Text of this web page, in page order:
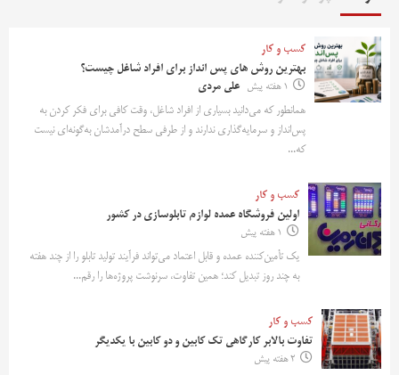
کسب و کار
بهترین روش‌ های پس‌ انداز برای افراد شاغل چیست؟
1 هفته پیش
علی مردی
همانطور که می‌دانید بسیاری از افراد شاغل، وقت کافی برای فکر کردن به
پس‌انداز و سرمایه‌گذاری ندارند و از طرفی سطح درآمدشان به‌گونه‌ای نیست
که...
کسب و کار
اولین فروشگاه عمده لوازم تابلوسازی در کشور
1 هفته پیش
یک تأمین‌کننده عمده و قابل اعتماد می‌تواند فرآیند تولید تابلو را از چند هفته
به چند روز تبدیل کند؛ همین تفاوت، سرنوشت پروژه‌ها را رقم...
کسب و کار
تفاوت بالابر کارگاهی تک کابین و دو کابین با یکدیگر
2 هفته پیش